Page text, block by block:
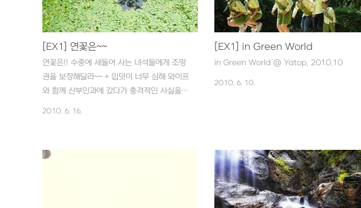
러고 보니 다녀온 지 벌써 10여일이 지났네요
~ ^^;; 사실 저 빼고 가려고 한걸 저도 가고 싶
어서 부랴부랴 퇴근해서 합류했습니다. 코엑스
아쿠아리움 첫 방문이었는데 요금을 생..
[EX1] 연꽃은~~
연꽃은!! 수중에 세들어 사는 녀석들에게 조망
권을 보장해달라~~ + 입덧이 너무 심해 와이프
와 함께 산부인과에 갔다가 충격적인 사실을
2010. 6. 16.
[EX1] in Green World
in Green World @ Yatop, 2010.10
2010. 6. 10.